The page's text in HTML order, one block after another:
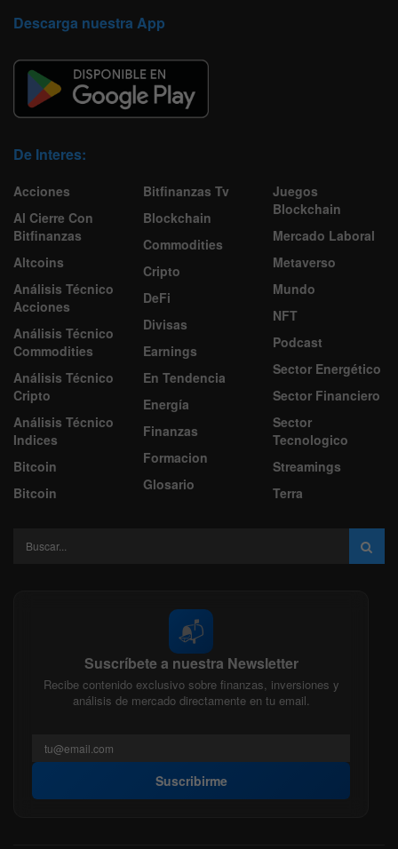
Descarga nuestra App
De Interes:
Acciones
Al Cierre Con
Bitfinanzas
Altcoins
Análisis Técnico
Acciones
Análisis Técnico
Commodities
Análisis Técnico
Cripto
Análisis Técnico
Indices
Bitcoin
Bitcoin
Bitfinanzas Tv
Blockchain
Commodities
Cripto
DeFi
Divisas
Earnings
En Tendencia
Energía
Finanzas
Formacion
Glosario
Juegos
Blockchain
Mercado Laboral
Metaverso
Mundo
NFT
Podcast
Sector Energético
Sector Financiero
Sector
Tecnologico
Streamings
Terra
📬
Suscríbete a nuestra Newsletter
Recibe contenido exclusivo sobre finanzas, inversiones y
análisis de mercado directamente en tu email.
Suscribirme